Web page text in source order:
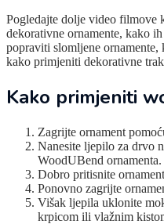
Pogledajte dolje video filmove
dekorativne ornamente, kako
popraviti slomljene
kako primjeniti dekorativne
Kako primjeniti
Zagrijte ornament
Nanesite ljepilo za drvo
WoodUBend ornamenta.
Dobro pritisnite
Ponovno zagrijte
Višak ljepila uklonite
krpicom ili vlažnim